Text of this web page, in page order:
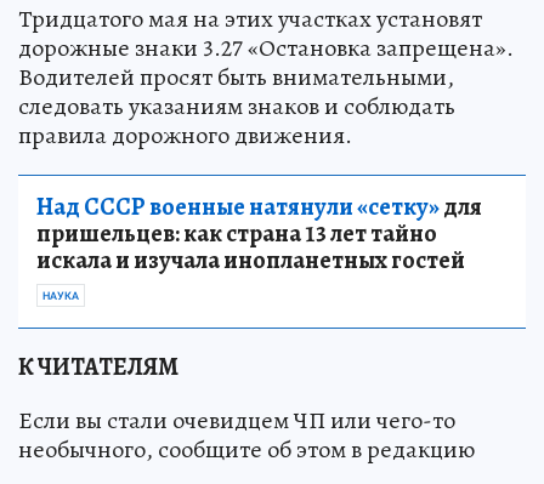
Тридцатого мая на этих участках установят
дорожные знаки 3.27 «Остановка запрещена».
Водителей просят быть внимательными,
следовать указаниям знаков и соблюдать
правила дорожного движения.
Над СССР военные натянули «сетку»для
пришельцев: как страна 13 лет тайно
искала и изучала инопланетных гостей
НАУКА
К ЧИТАТЕЛЯМ
Если вы стали очевидцем ЧП или чего-то
необычного, сообщите об этом в редакцию